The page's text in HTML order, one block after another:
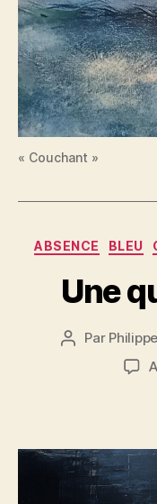
« Couchant »
ABSENCE BLEU
Une
Auteur
Par